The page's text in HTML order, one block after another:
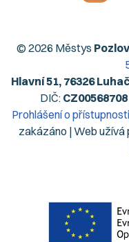
© 2026 Městys
Hlavní 51, 76326
DIČ: CZ00568708
Prohlášení o přístupnosti
zakázáno | Web